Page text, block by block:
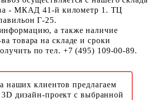
- МКАД 41-й километр 1. ТЦ
Г-25.
а также наличие
товара на складе и сроки
по тел. +7 (495) 109-00-89.
наших клиентов предлагаем
дизайн-проект с выбранной